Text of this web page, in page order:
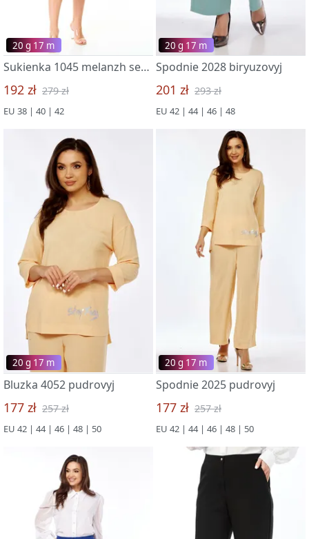
20 g 17 m
Sukienka 1045 melanzh sero-belyj
192 zł 279 zł
EU 38 | 40 | 42
20 g 17 m
Spodnie 2028 biryuzovyj
201 zł 293 zł
EU 42 | 44 | 46 | 48
20 g 17 m
Bluzka 4052 pudrovyj
177 zł 257 zł
EU 42 | 44 | 46 | 48 | 50
20 g 17 m
Spodnie 2025 pudrovyj
177 zł 257 zł
EU 42 | 44 | 46 | 48 | 50